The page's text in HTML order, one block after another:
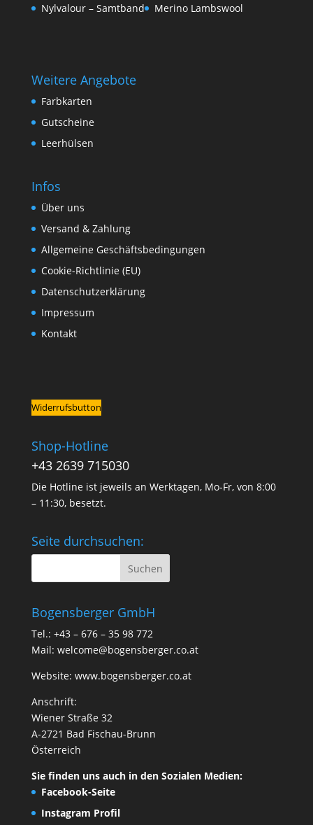
Nylvalour – Samtband
Merino Lambswool
Weitere Angebote
Farbkarten
Gutscheine
Leerhülsen
Infos
Über uns
Versand & Zahlung
Allgemeine Geschäftsbedingungen
Cookie-Richtlinie (EU)
Datenschutzerklärung
Impressum
Kontakt
Widerrufsbutton
Shop-Hotline
+43 2639 715030
Die Hotline ist jeweils an Werktagen, Mo-Fr, von 8:00
– 11:30, besetzt.
Seite durchsuchen:
Bogensberger GmbH
Tel.: +43 – 676 – 35 98 772
Mail: welcome@bogensberger.co.at
Website: www.bogensberger.co.at
Anschrift:
Wiener Straße 32
A-2721 Bad Fischau-Brunn
Österreich
Sie finden uns auch in den Sozialen Medien:
Facebook-Seite
Instagram Profil